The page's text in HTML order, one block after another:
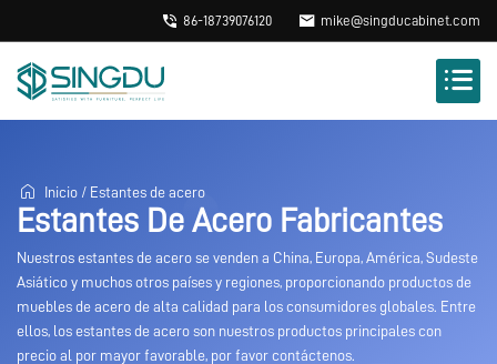
86-18739076120 mike@singducabinet.com
Inicio / Estantes de acero
Estantes De Acero Fabricantes
Nuestros estantes de acero se venden a China, Europa, América, Sudeste
Asiático y muchos otros países y regiones, proporcionando productos de
muebles de acero de alta calidad para los consumidores globales. Entre
ellos, los estantes de acero son nuestros productos principales con
precio al por mayor favorable, por favor contáctenos.